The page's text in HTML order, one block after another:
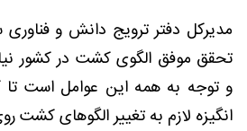
مدیرکل دفتر ترویج دانش و فناوری
تحقق موفق الگوی کشت در کشور
و توجه به همه این عوامل است تا
انگیزه لازم به تغییر الگوهای کشت